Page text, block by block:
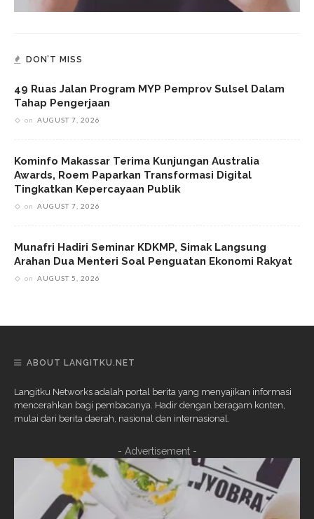
DON’T MISS
49 Ruas Jalan Program MYP Pemprov Sulsel Dalam
Tahap Pengerjaan
on AUGUST 7, 2026
Kominfo Makassar Terima Kunjungan Australia
Awards, Roem Paparkan Transformasi Digital
Tingkatkan Kepercayaan Publik
on AUGUST 7, 2026
Munafri Hadiri Seminar KDKMP, Simak Langsung
Arahan Dua Menteri Soal Penguatan Ekonomi Rakyat
on AUGUST 5, 2026
ABOUT LANGITKU.NET
Langitku Networks adalah portal berita yang menyajikan informasi
mencerahkan bagi pembacanya. Hadir dengan beragam konten,
mulai dari berita daerah, nasional dan internasional.
- Advertisement -